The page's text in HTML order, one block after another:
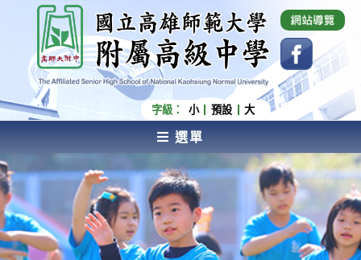
內
容
國立高雄師範大學附屬高級中學 Affiliated Senior
High School of National Kaohsiung Normal
University
字級： 小 預設 大
選單
AFFILIATED SENIOR HIGH SCHOOL OF NATIONAL
KAOHSIUNG NORMAL UNIVERSITY